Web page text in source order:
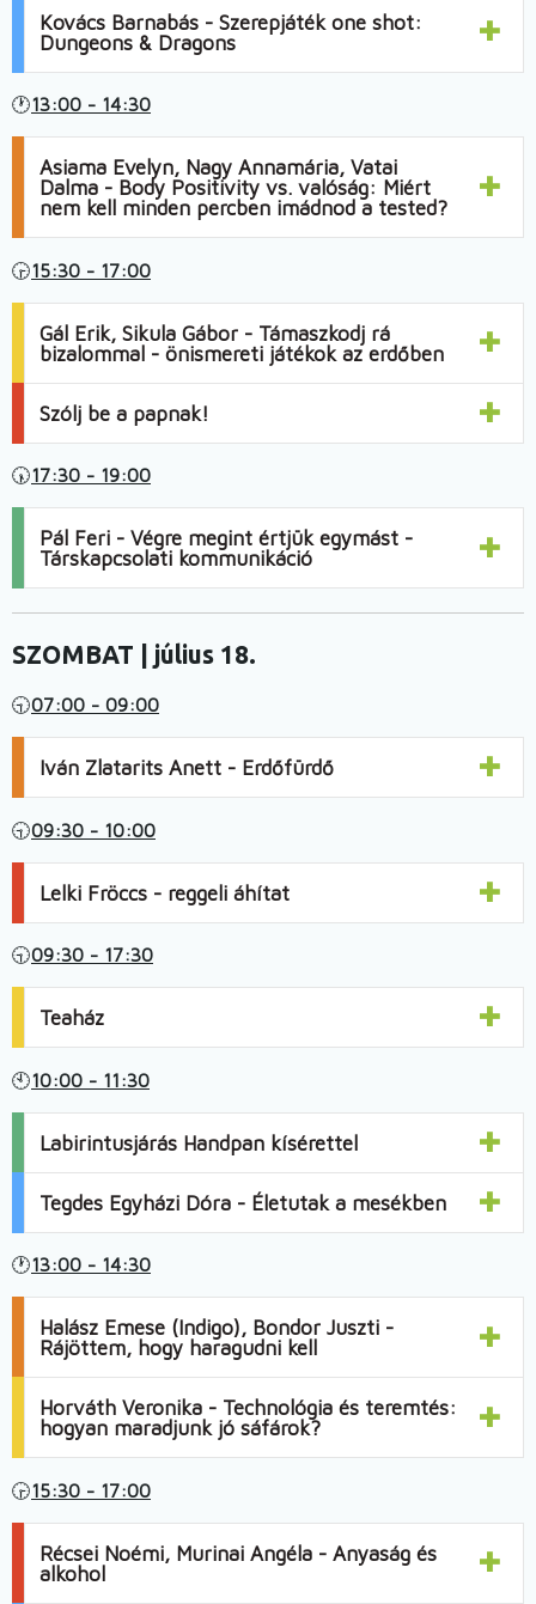
Kovács Barnabás - Szerepjáték one shot:
Dungeons & Dragons
🕐13:00 - 14:30
Asiama Evelyn, Nagy Annamária, Vatai
Dalma - Body Positivity vs. valóság: Miért
nem kell minden percben imádnod a tested?
🕞15:30 - 17:00
Gál Erik, Sikula Gábor - Támaszkodj rá
bizalommal - önismereti játékok az erdőben
Szólj be a papnak!
🕠17:30 - 19:00
Pál Feri - Végre megint értjük egymást -
Társkapcsolati kommunikáció
SZOMBAT | július 18.
🕤07:00 - 09:00
Iván Zlatarits Anett - Erdőfürdő
🕤09:30 - 10:00
Lelki Fröccs - reggeli áhítat
🕤09:30 - 17:30
Teaház
🕙10:00 - 11:30
Labirintusjárás Handpan kísérettel
Tegdes Egyházi Dóra - Életutak a mesékben
🕐13:00 - 14:30
Halász Emese (Indigo), Bondor Juszti -
Rájöttem, hogy haragudni kell
Horváth Veronika - Technológia és teremtés:
hogyan maradjunk jó sáfárok?
🕞15:30 - 17:00
Récsei Noémi, Murinai Angéla - Anyaság és
alkohol